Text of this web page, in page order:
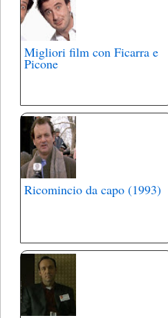
Migliori film con Ficarra e
Picone
Ricomincio da capo (1993)